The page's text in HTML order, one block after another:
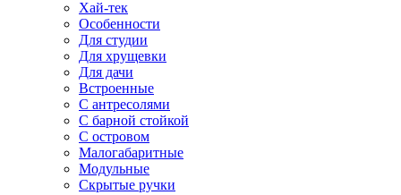
Хай-тек
Особенности
Для студии
Для хрущевки
Для дачи
Встроенные
С антресолями
С барной стойкой
С островом
Малогабаритные
Модульные
Скрытые ручки